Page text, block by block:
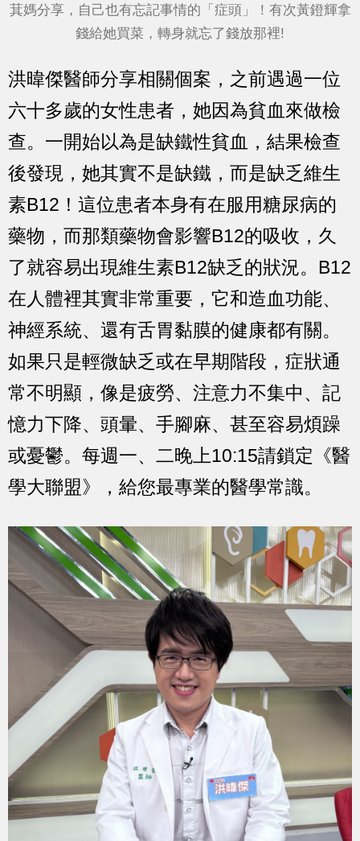
萁媽分享，自己也有忘記事情的「症頭」！有次黃鐙輝拿
錢給她買菜，轉身就忘了錢放那裡!
洪暐傑醫師分享相關個案，之前遇過一位
六十多歲的女性患者，她因為貧血來做檢
查。一開始以為是缺鐵性貧血，結果檢查
後發現，她其實不是缺鐵，而是缺乏維生
素B12！這位患者本身有在服用糖尿病的
藥物，而那類藥物會影響B12的吸收，久
了就容易出現維生素B12缺乏的狀況。B12
在人體裡其實非常重要，它和造血功能、
神經系統、還有舌胃黏膜的健康都有關。
如果只是輕微缺乏或在早期階段，症狀通
常不明顯，像是疲勞、注意力不集中、記
憶力下降、頭暈、手腳麻、甚至容易煩躁
或憂鬱。每週一、二晚上10:15請鎖定《醫
學大聯盟》，給您最專業的醫學常識。